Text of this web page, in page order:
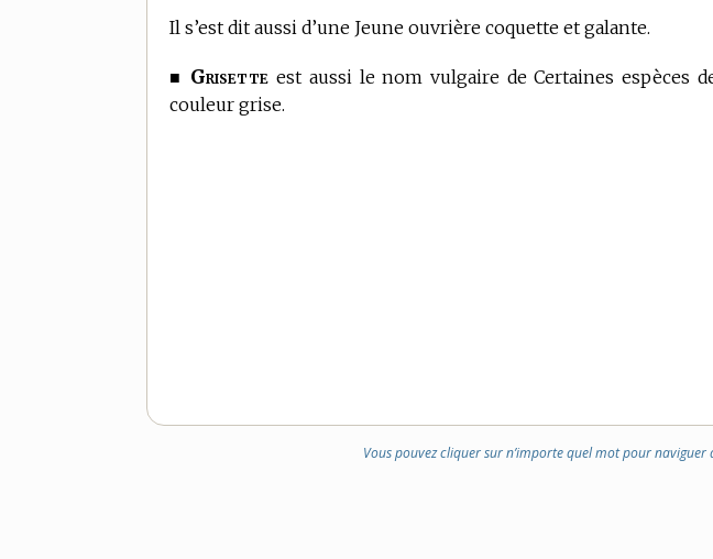
Il s’est dit aussi d’une Jeune ouvrière coquette et galante.
■ Grisette est aussi le nom vulgaire de Certaines espèces
couleur grise.
Vous pouvez cliquer sur n’importe quel mot pour naviguer